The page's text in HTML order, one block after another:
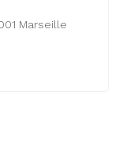
Marseille